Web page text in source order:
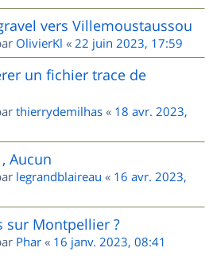
vers Villemoustaussou
OlivierKl « 22 juin 2023, 17:59
un fichier trace de
thierrydemilhas « 18 avr. 2023,
Aucun
legrandblaireau « 16 avr. 2023,
sur Montpellier ?
Phar « 16 janv. 2023, 08:41